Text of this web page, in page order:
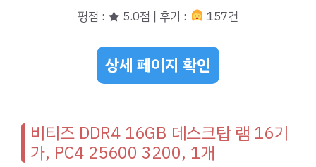
평점 : ★ 5.0점 | 후기 : 157건
상세 페이지 확인
비티즈 DDR4 16GB 데스크탑 램 16기
가, PC4 25600 3200, 1개